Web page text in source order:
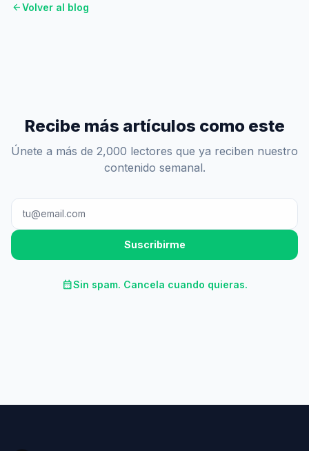
arrow_backVolver al blog
Recibe más artículos como este
Únete a más de 2,000 lectores que ya reciben nuestro
contenido semanal.
Suscribirme
calendar_monthSin spam. Cancela cuando quieras.